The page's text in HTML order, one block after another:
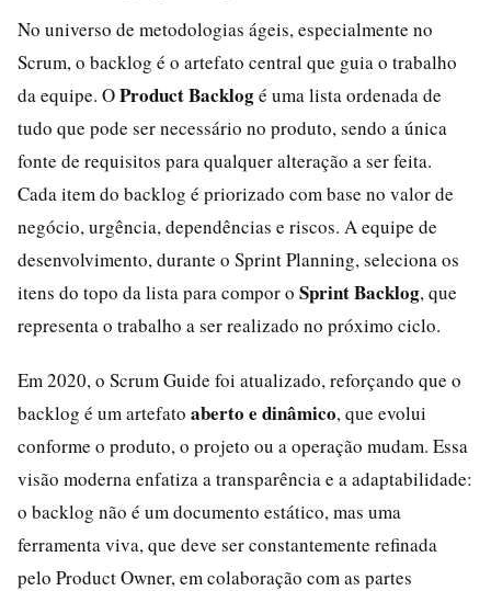
No universo de metodologias ágeis, especialmente no
Scrum, o backlog é o artefato central que guia o trabalho
da equipe. OProduct Backlogé uma lista ordenada de
tudo que pode ser necessário no produto, sendo a única
fonte de requisitos para qualquer alteração a ser feita.
Cada item do backlog é priorizado com base no valor de
negócio, urgência, dependências e riscos. A equipe de
desenvolvimento, durante o Sprint Planning, seleciona os
itens do topo da lista para compor o Sprint Backlog, que
representa o trabalho a ser realizado no próximo ciclo.
Em 2020, o Scrum Guide foi atualizado, reforçando que o
backlog é um artefato aberto e dinâmico, que evolui
conforme o produto, o projeto ou a operação mudam. Essa
visão moderna enfatiza a transparência e a adaptabilidade:
o backlog não é um documento estático, mas uma
ferramenta viva, que deve ser constantemente refinada
pelo Product Owner, em colaboração com as partes